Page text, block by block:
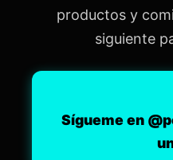
productos y
siguiente
Sígueme en